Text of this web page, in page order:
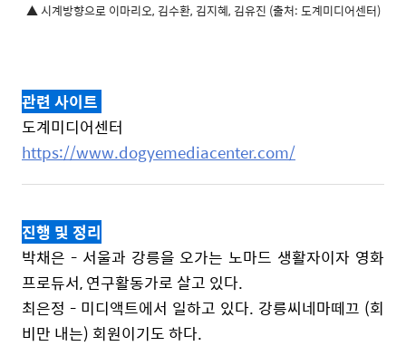
▲ 시계방향으로 이마리오, 김수환, 김지혜, 김유진 (출처: 도계미디어센터)
관련 사이트
도계미디어센터
https://www.dogyemediacenter.com/
진행 및 정리
박채은 - 서울과 강릉을 오가는 노마드 생활자이자 영화
프로듀서, 연구활동가로 살고 있다.
최은정 - 미디액트에서 일하고 있다. 강릉씨네마떼끄 (회
비만 내는) 회원이기도 하다.